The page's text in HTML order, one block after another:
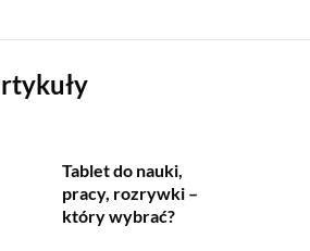
Tablet do nauki,
pracy, rozrywki –
który wybrać?